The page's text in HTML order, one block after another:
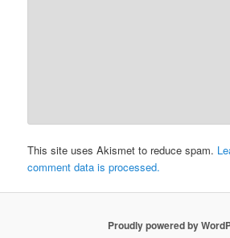
This site uses Akismet to reduce spam.
comment data is processed.
Proudly powered by